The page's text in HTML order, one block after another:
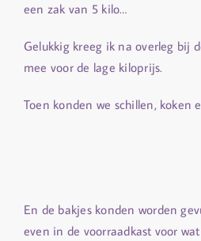
een zak van 5 kilo…
Gelukkig kreeg ik na overleg bij
mee voor de lage kiloprijs.
Toen konden we schillen, koken
En de bakjes konden worden
even in de voorraadkast voor